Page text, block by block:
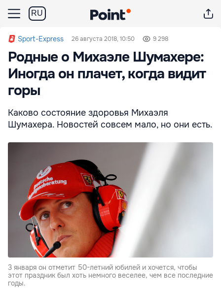
RU
Sport-Express 26 августа 2018, 10:50 9 298
Родные о Михаэле Шумахере:
Иногда он плачет, когда видит
горы
Каково состояние здоровья Михаэля
Шумахера. Новостей совсем мало, но они есть.
3 января он отметит 50-летний юбилей и хочется, чтобы
этот праздник был хоть немного веселее, чем все последние
годы.